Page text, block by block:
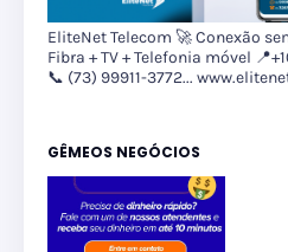
EliteNet Telecom 🚀 Conexão
Fibra + TV + Telefonia móvel
📞 (73) 99911-3772...
GÊMEOS NEGÓCIOS